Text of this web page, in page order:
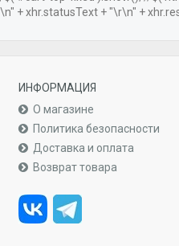
+ xhr.statusText + "\r\n" +
ИНФОРМАЦИЯ
О магазине
Политика безопасности
Доставка и оплата
Возврат товара